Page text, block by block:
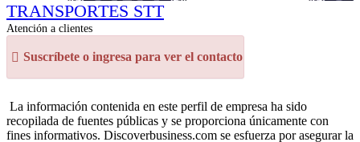
TRANSPORTES STT
Atención a clientes
Suscríbete o ingresa para ver el contacto
La información contenida en este perfil de empresa ha sido
recopilada de fuentes públicas y se proporciona únicamente con
fines informativos. Discoverbusiness.com se esfuerza por asegurar la